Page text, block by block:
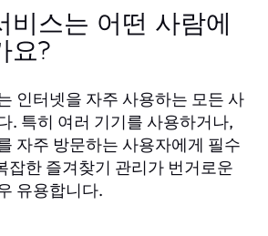
비스는 어떤 사람에
요?
인터넷을 자주 사용하는 모든 사
. 특히 여러 기기를 사용하거나,
자주 방문하는 사용자에게 필수
잡한 즐겨찾기 관리가 번거로운
유용합니다.